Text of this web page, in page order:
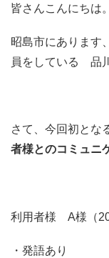
皆さんこんにちは。
昭島市にあります
員をしている 品
さて、今回初とな
者様とのコミュニ
利用者様 A様（20
・発語あり